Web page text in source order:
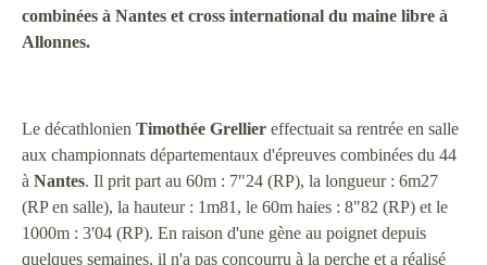
combinées à Nantes et cross international du maine libre à
Allonnes.
Le décathlonien Timothée Grellier effectuait sa rentrée en salle
aux championnats départementaux d'épreuves combinées du 44
à Nantes. Il prit part au 60m : 7"24 (RP), la longueur : 6m27
(RP en salle), la hauteur : 1m81, le 60m haies : 8"82 (RP) et le
1000m : 3'04 (RP). En raison d'une gène au poignet depuis
quelques semaines, il n'a pas concourru à la perche et a réalisé